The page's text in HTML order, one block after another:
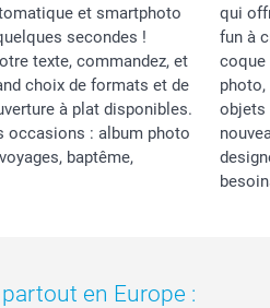
et smartphoto
secondes !
texte, commandez, et
choix de formats et de
à plat disponibles.
occasions : album photo
baptême,
qui
fun à
coque
photo,
objets
en Europe :